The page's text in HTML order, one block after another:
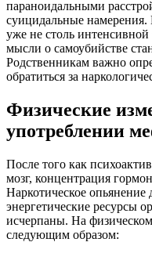
параноидальными
суицидальные намерения.
уже не столь
мысли о самоубийстве
Родственникам важно
обратиться за
Физические
употреблении
После того как
мозг, концентрация
Наркотическое опьянение
энергетические ресурсы
исчерпаны. На
следующим образом: